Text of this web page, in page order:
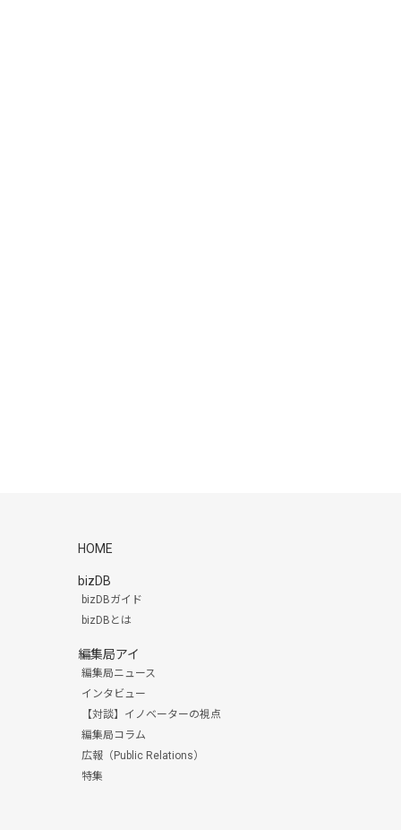
HOME
bizDB
bizDBガイド
bizDBとは
編集局アイ
編集局ニュース
インタビュー
【対談】イノベーターの視点
編集局コラム
広報（Public Relations）
特集